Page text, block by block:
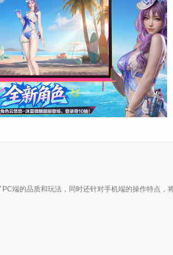
端的品质和玩法，同时还针对手机端的操作特点，